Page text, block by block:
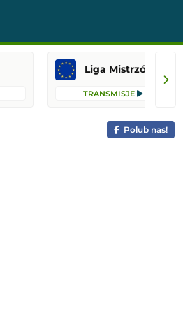
Liga Mistrzów
TRANSMISJE 10
Polub nas!